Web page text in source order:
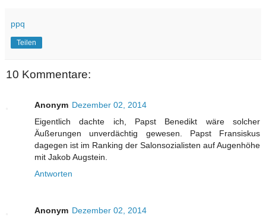
ppq
Teilen
10 Kommentare:
Anonym Dezember 02, 2014
Eigentlich dachte ich, Papst Benedikt wäre solcher
Äußerungen unverdächtig gewesen. Papst Fransiskus
dagegen ist im Ranking der Salonsozialisten auf Augenhöhe
mit Jakob Augstein.
Antworten
Anonym Dezember 02, 2014